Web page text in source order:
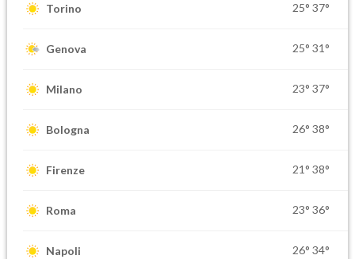
Torino 25° 37°
Genova 25° 31°
Milano 23° 37°
Bologna 26° 38°
Firenze 21° 38°
Roma 23° 36°
Napoli 26° 34°